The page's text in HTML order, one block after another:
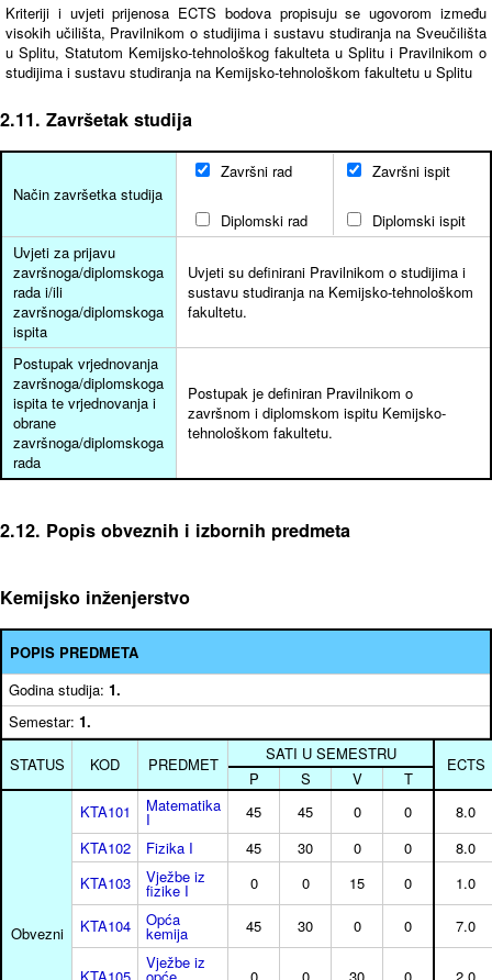
Kriteriji i uvjeti prijenosa ECTS bodova propisuju se ugovorom između
visokih učilišta, Pravilnikom o studijima i sustavu studiranja na Sveučilišta
u Splitu, Statutom Kemijsko-tehnološkog fakulteta u Splitu i Pravilnikom o
studijima i sustavu studiranja na Kemijsko-tehnološkom fakultetu u Splitu
2.11. Završetak studija
Način završetka studija
Završni rad
Diplomski rad
Završni ispit
Diplomski ispit
Uvjeti za prijavu
završnoga/diplomskoga
rada i/ili
završnoga/diplomskoga
ispita
Uvjeti su definirani Pravilnikom o studijima i
sustavu studiranja na Kemijsko-tehnološkom
fakultetu.
Postupak vrjednovanja
završnoga/diplomskoga
ispita te vrjednovanja i
obrane
završnoga/diplomskoga
rada
Postupak je definiran Pravilnikom o
završnom i diplomskom ispitu Kemijsko-
tehnološkom fakultetu.
2.12. Popis obveznih i izbornih predmeta
Kemijsko inženjerstvo
POPIS PREDMETA
Godina studija:1.
Semestar:1.
STATUS KOD PREDMET
SATI U SEMESTRU
ECTS
P S V T
Obvezni
KTA101 Matematika
I 45 45 0 0
8.0
KTA102
Fizika I 45 30 0 0
8.0
KTA103
Vježbe iz
fizike I 0 0 15 0 1.0
KTA104 Opća
kemija 45 30 0 0 7.0
Vježbe iz